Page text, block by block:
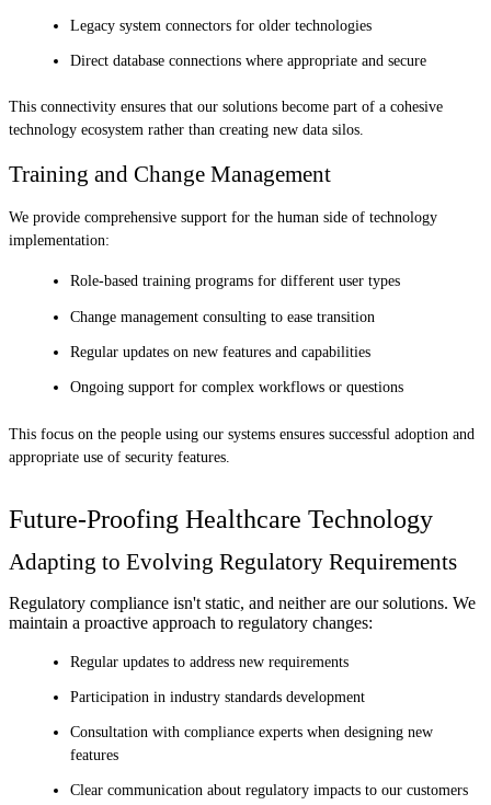
Legacy system connectors for older technologies
Direct database connections where appropriate and secure
This connectivity ensures that our solutions become part of a cohesive
technology ecosystem rather than creating new data silos.
Training and Change Management
We provide comprehensive support for the human side of technology
implementation:
Role-based training programs for different user types
Change management consulting to ease transition
Regular updates on new features and capabilities
Ongoing support for complex workflows or questions
This focus on the people using our systems ensures successful adoption and
appropriate use of security features.
Future-Proofing Healthcare Technology
Adapting to Evolving Regulatory Requirements
Regulatory compliance isn't static, and neither are our solutions. We
maintain a proactive approach to regulatory changes:
Regular updates to address new requirements
Participation in industry standards development
Consultation with compliance experts when designing new
features
Clear communication about regulatory impacts to our customers